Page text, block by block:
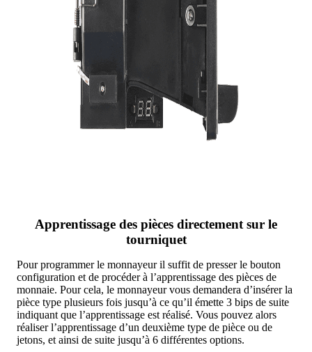
Apprentissage des pièces directement sur le
tourniquet
Pour programmer le monnayeur il suffit de presser le bouton
configuration et de procéder à l’apprentissage des pièces de
monnaie. Pour cela, le monnayeur vous demandera d’insérer la
pièce type plusieurs fois jusqu’à ce qu’il émette 3 bips de suite
indiquant que l’apprentissage est réalisé. Vous pouvez alors
réaliser l’apprentissage d’un deuxième type de pièce ou de
jetons, et ainsi de suite jusqu’à 6 différentes options.